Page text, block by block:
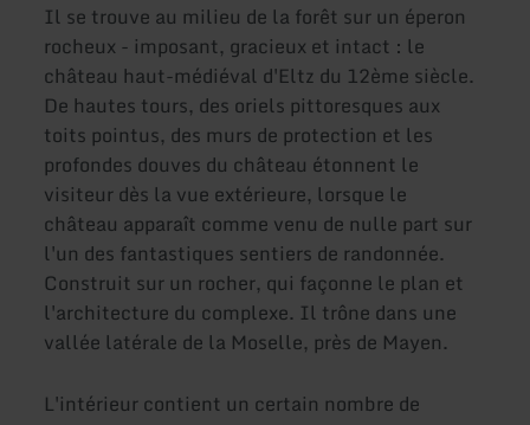
Il se trouve au milieu de la forêt sur un éperon
rocheux - imposant, gracieux et intact : le
château haut-médiéval d'Eltz du 12ème siècle.
De hautes tours, des oriels pittoresques aux
toits pointus, des murs de protection et les
profondes douves du château étonnent le
visiteur dès la vue extérieure, lorsque le
château apparaît comme venu de nulle part sur
l'un des fantastiques sentiers de randonnée.
Construit sur un rocher, qui façonne le plan et
l'architecture du complexe. Il trône dans une
vallée latérale de la Moselle, près de Mayen.
L'intérieur contient un certain nombre de